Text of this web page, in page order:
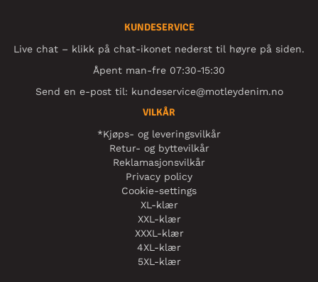
KUNDESERVICE
Live chat – klikk på chat-ikonet nederst til høyre på siden.
Åpent man-fre 07:30-15:30
Send en e-post til: kundeservice@motleydenim.no
VILKÅR
*Kjøps- og leveringsvilkår
Retur- og byttevilkår
Reklamasjonsvilkår
Privacy policy
Cookie-settings
XL-klær
XXL-klær
XXXL-klær
4XL-klær
5XL-klær